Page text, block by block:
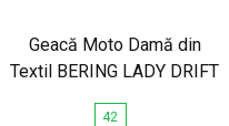
Geacă Moto Damă din
Textil BERING LADY DRIFT
42